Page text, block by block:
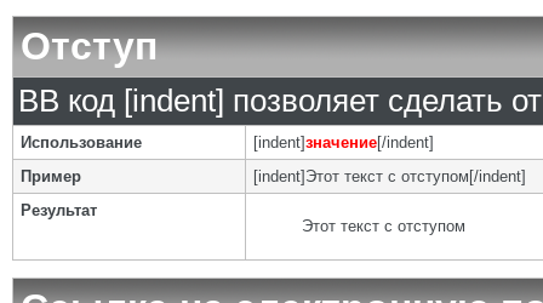
Отступ
BB код [indent] позволяет сделать
Использование [indent]значение[/indent]
Пример
[indent]Этот текст с отступом[/indent]
Результат
Этот текст с отступом